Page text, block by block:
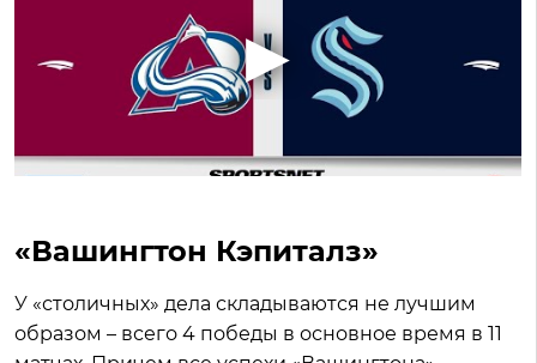
«Вашингтон Кэпиталз»
У «столичных» дела складываются не лучшим
образом – всего 4 победы в основное время в 11